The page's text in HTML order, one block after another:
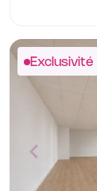
Exclusivité